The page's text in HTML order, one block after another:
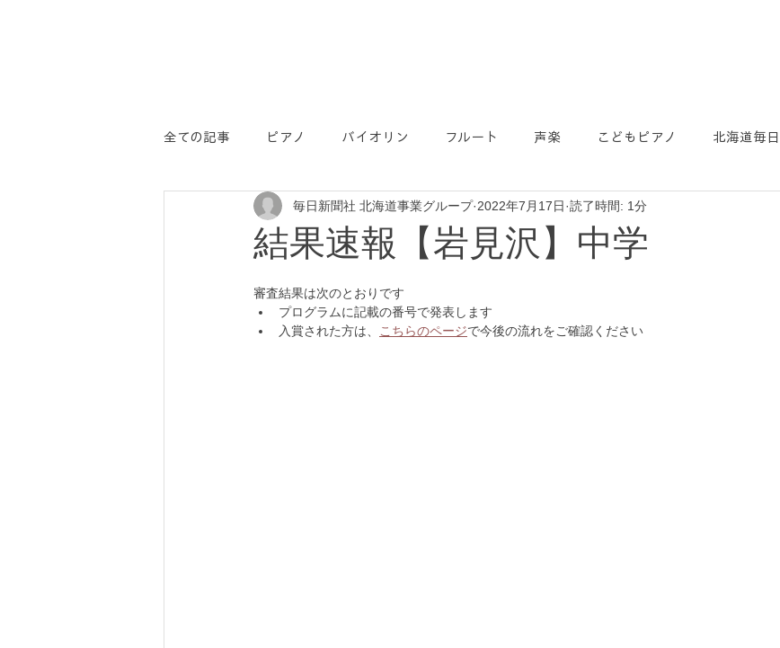
全ての記事 ピアノ バイオリン フルート 声楽 こどもピアノ 北海道毎
PR
結果速報【岩見沢】中学
毎日新聞社 北海道事業グループ 2022年7月17日 読了時間: 1分
審査結果は次のとおりです
プログラムに記載の番号で発表します
入賞された方は、
こちらのページで今後の流れをご確認ください